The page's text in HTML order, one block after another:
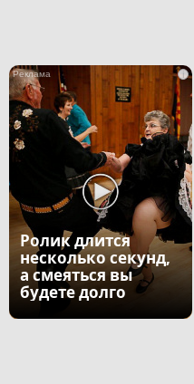
i
Ролик длится
несколько секунд,
а смеяться вы
будете долго